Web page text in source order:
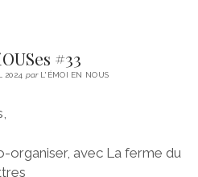
AU JARDIN
PLEIN AIR
#33
2024 parL'ÉMOI EN NOUS
organiser, avec La ferme du